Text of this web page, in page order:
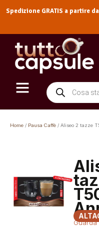
Spedizione GRATIS a partire
Home / Pausa Caffè / Aliseo 2 tazze